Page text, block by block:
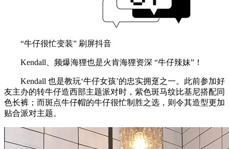
“牛仔很忙变装” 刷屏抖音
Kendall、频爆海狸也是火肯海狸资深 “牛仔辣妹”！
Kendall 也是教玩‘牛仔女孩’的忠实拥趸之一。此前参加好
友主办的转牛仔造西部主题派对时，紫色斑马纹比基尼搭配同
色长裤；而斑点牛仔帽的牛仔很忙制胜之选，则令其造型更加
贴合派对主题。